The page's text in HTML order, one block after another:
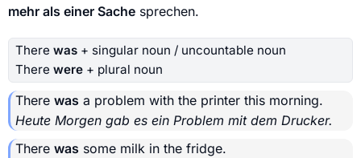
mehr als einer Sache sprechen.
There was + singular noun / uncountable noun
There were + plural noun
There was a problem with the printer this morning.
Heute Morgen gab es ein Problem mit dem Drucker.
There was some milk in the fridge.